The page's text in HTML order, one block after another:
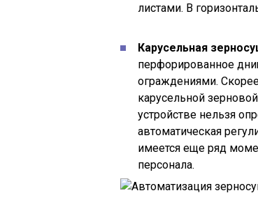
листами. В
Карусельная
перфорированное
ограждениями.
карусельной
устройстве нельзя
автоматическая
имеется еще ряд
персонала.